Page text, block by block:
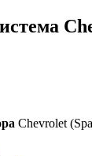
Chevrolet